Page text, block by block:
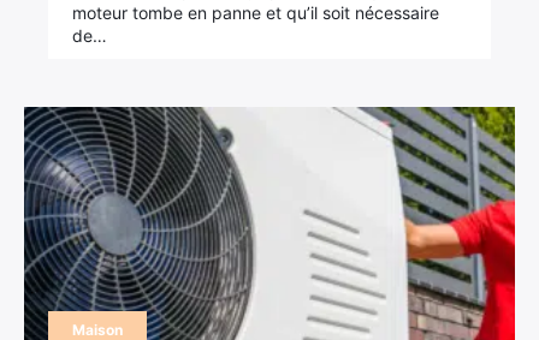
moteur tombe en panne et qu’il soit nécessaire
de…
Maison